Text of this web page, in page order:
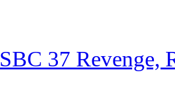
SBC 37 Revenge,